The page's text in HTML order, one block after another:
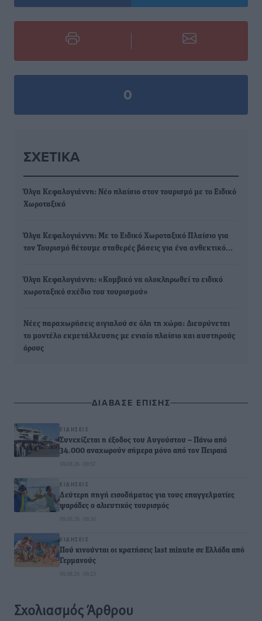
0
ΣΧΕΤΙΚΆ
Όλγα Κεφαλογιάννη: Νέο πλαίσιο στον τουρισμό με το Ειδικό
Χωροταξικό
Όλγα Κεφαλογιάννη: Με το Ειδικό Χωροταξικό Πλαίσιο για
τον Τουρισμό θέτουμε σταθερές βάσεις για ένα ανθεκτικό…
Όλγα Κεφαλογιάννη: «Κομβικό να ολοκληρωθεί το ειδικό
χωροταξικό σχέδιο του τουρισμού»
Νέες παραχωρήσεις αιγιαλού σε όλη τη χώρα: Διευρύνεται
το μοντέλο εκμετάλλευσης με ενιαίο πλαίσιο και αυστηρούς
όρους
ΔΙΑΒΑΣΕ ΕΠΙΣΗΣ
ΕΙΔΉΣΕΙΣ
Συνεχίζεται η έξοδος του Αυγούστου – Πάνω από
34.000 αναχωρούν σήμερα μόνο από τον Πειραιά
09.08.26 · 09:57
ΕΙΔΉΣΕΙΣ
Δεύτερη πηγή εισοδήματος για τους επαγγελματίες
ψαράδες ο αλιευτικός τουρισμός
09.08.26 · 09:36
ΕΙΔΉΣΕΙΣ
Πού κινούνται οι κρατήσεις last minute σε Ελλάδα από
Γερμανούς
09.08.26 · 09:23
Σχολιασμός Άρθρου